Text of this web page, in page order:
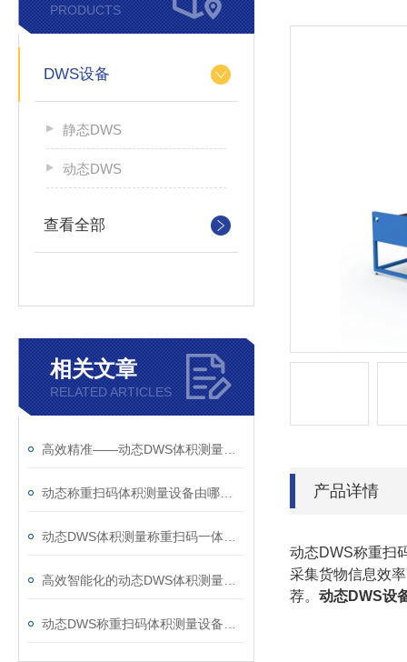
PRODUCTS
DWS设备
静态DWS
动态DWS
查看全部
相关文章
RELATED ARTICLES
产品详情
动态DWS称重扫
采集货物信息效
荐。 动态DWS设